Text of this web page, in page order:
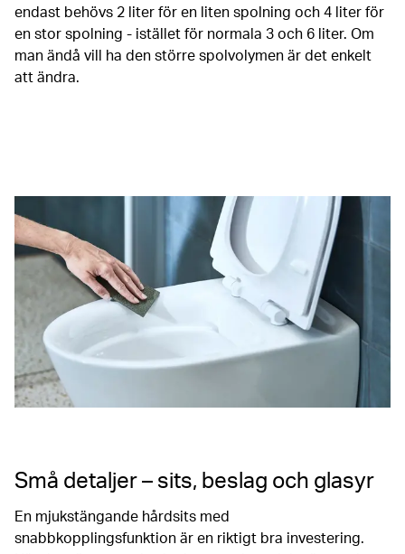
endast behövs 2 liter för en liten spolning och 4 liter för
en stor spolning - istället för normala 3 och 6 liter. Om
man ändå vill ha den större spolvolymen är det enkelt
att ändra.
Små detaljer – sits, beslag och glasyr
En mjukstängande hårdsits med
snabbkopplingsfunktion är en riktigt bra investering.